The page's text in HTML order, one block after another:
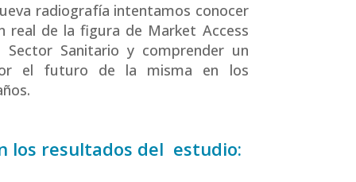
radiografía intentamos conocer
real de la figura de Market Access
Sector Sanitario y comprender un
el futuro de la misma en los
los resultados del estudio: